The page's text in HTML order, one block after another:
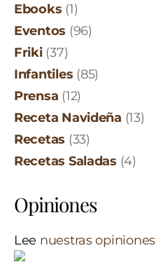
Ebooks (1)
Eventos (96)
Friki(37)
Infantiles (85)
Prensa (12)
Receta Navideña (13)
Recetas (33)
Recetas Saladas (4)
Opiniones
Lee nuestras opiniones